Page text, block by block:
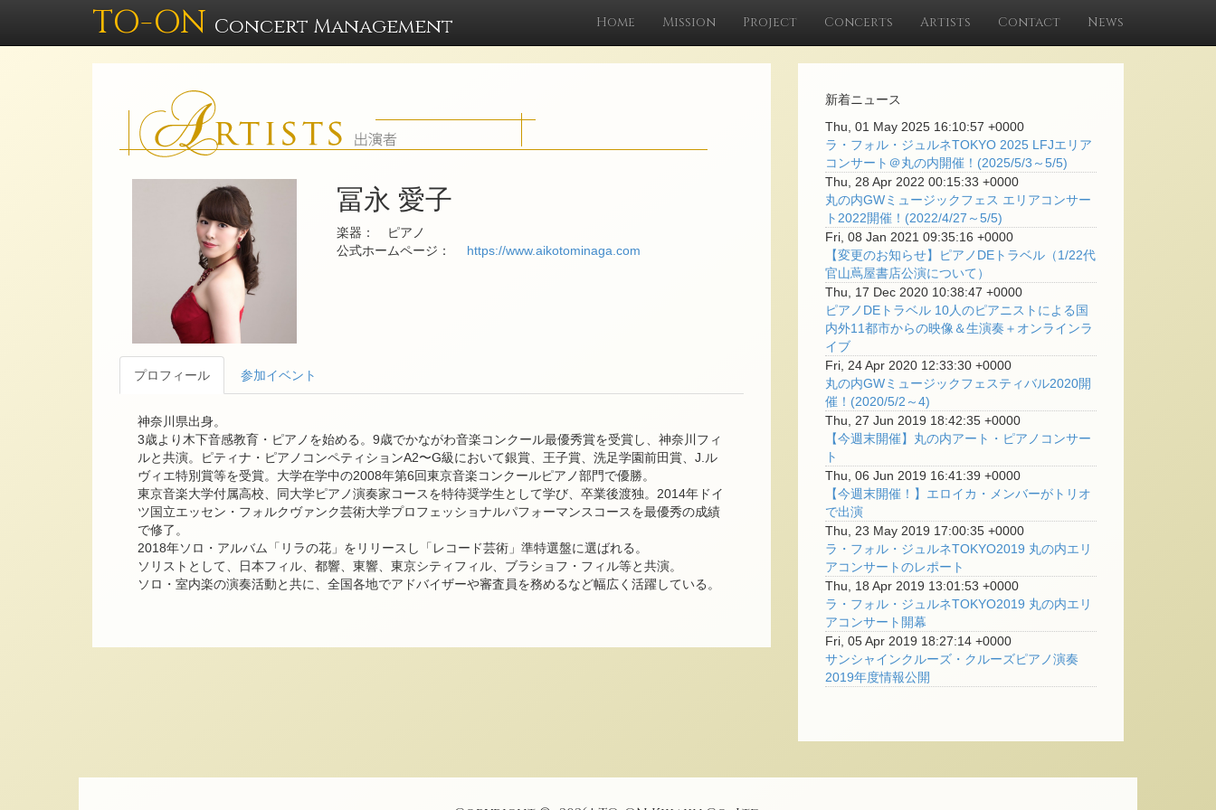
TO-ON Concert Management Home Mission Project Concerts Artists Contact News
冨永 愛子
楽器： ピアノ
公式ホームページ：
https://www.aikotominaga.com
プロフィール 参加イベント
神奈川県出身。
3歳より木下音感教育・ピアノを始める。9歳でかながわ音楽コンクール最優秀賞を受賞し、神奈川フィ
ルと共演。ピティナ・ピアノコンペティションA2〜G級において銀賞、王子賞、洗足学園前田賞、J.ル
ヴィエ特別賞等を受賞。大学在学中の2008年第6回東京音楽コンクールピアノ部門で優勝。
東京音楽大学付属高校、同大学ピアノ演奏家コースを特待奨学生として学び、卒業後渡独。2014年ドイ
ツ国立エッセン・フォルクヴァンク芸術大学プロフェッショナルパフォーマンスコースを最優秀の成績
で修了。
2018年ソロ・アルバム「リラの花」をリリースし「レコード芸術」準特選盤に選ばれる。
ソリストとして、日本フィル、都響、東響、東京シティフィル、ブラショフ・フィル等と共演。
ソロ・室内楽の演奏活動と共に、全国各地でアドバイザーや審査員を務めるなど幅広く活躍している。
新着ニュース
Thu, 01 May 2025 16:10:57 +0000
ラ・フォル・ジュルネTOKYO 2025 LFJエリア
コンサート＠丸の内開催！(2025/5/3～5/5)
Thu, 28 Apr 2022 00:15:33 +0000
丸の内GWミュージックフェス エリアコンサー
ト2022開催！(2022/4/27～5/5)
Fri, 08 Jan 2021 09:35:16 +0000
【変更のお知らせ】ピアノDEトラベル（1/22代
官山蔦屋書店公演について）
Thu, 17 Dec 2020 10:38:47 +0000
ピアノDEトラベル 10人のピアニストによる国
内外11都市からの映像＆生演奏＋オンラインラ
イブ
Fri, 24 Apr 2020 12:33:30 +0000
丸の内GWミュージックフェスティバル2020開
催！(2020/5/2～4)
Thu, 27 Jun 2019 18:42:35 +0000
【今週末開催】丸の内アート・ピアノコンサー
ト
Thu, 06 Jun 2019 16:41:39 +0000
【今週末開催！】エロイカ・メンバーがトリオ
で出演
Thu, 23 May 2019 17:00:35 +0000
ラ・フォル・ジュルネTOKYO2019 丸の内エリ
アコンサートのレポート
Thu, 18 Apr 2019 13:01:53 +0000
ラ・フォル・ジュルネTOKYO2019 丸の内エリ
アコンサート開幕
Fri, 05 Apr 2019 18:27:14 +0000
サンシャインクルーズ・クルーズピアノ演奏
2019年度情報公開